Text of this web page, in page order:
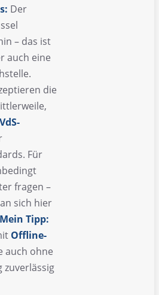
Der
– das ist
auch eine
die
VdS-
Für
fragen –
sich hier
Mein Tipp:
Offline-
auch ohne